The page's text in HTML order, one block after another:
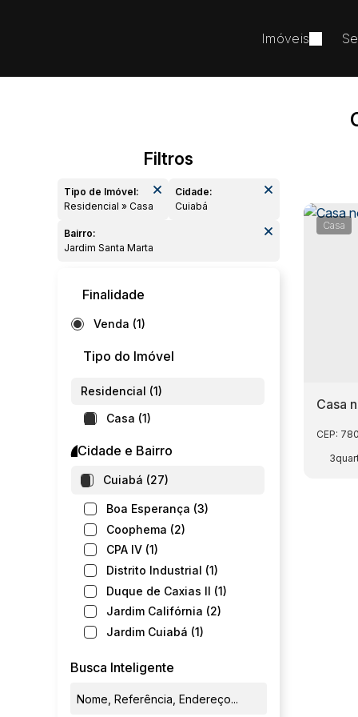
Imóveis
Tipo de Imóvel:
Residencial » Casa
Cidade:
Cuiabá
Bairro:
Jardim Santa Marta
Finalidade
Venda (1)
Tipo do Imóvel
Residencial (1)
Casa (1)
Cidade e Bairro
Cuiabá (27)
Boa Esperança (3)
Coophema (2)
CPA IV (1)
Distrito Industrial (1)
Duque de Caxias II (1)
Jardim Califórnia (2)
Jardim Cuiabá (1)
Jardim Gramado (1)
Jardim Imperial (1)
Busca Inteligente
Casa
Casa
CEP:
3